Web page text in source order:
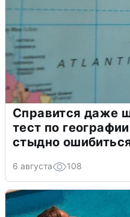
Справится даже
тест по
стыдно
6 августа 108